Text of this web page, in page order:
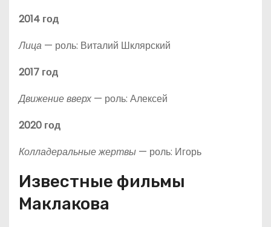
2014 год
Лица — роль: Виталий Шклярский
2017 год
Движение вверх — роль: Алексей
2020 год
Колладеральные жертвы — роль: Игорь
Известные фильмы
Маклакова